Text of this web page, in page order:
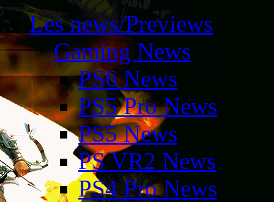
Les news/Previews
Gaming News
PS6 News
PS5 Pro News
PS5 News
PS VR2 News
PS4 Pro News